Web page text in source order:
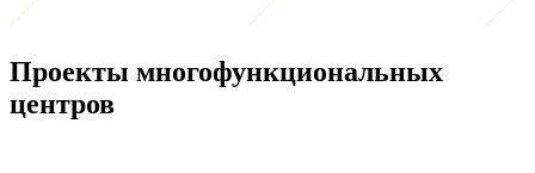
Проекты многофункциональных
центров